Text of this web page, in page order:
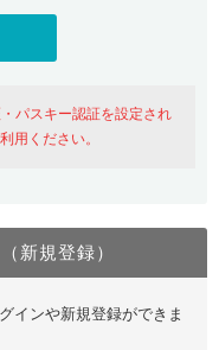
イン
最新の機能を使う方
グイン
ント作成
パスキー認証を設定され
用ください。
新規登録）
インや新規登録ができま